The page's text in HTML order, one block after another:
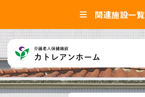
関連施設一覧